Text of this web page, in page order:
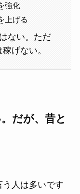
強化
上げる
ない。ただ
げない。
だが、昔と
人は多いです